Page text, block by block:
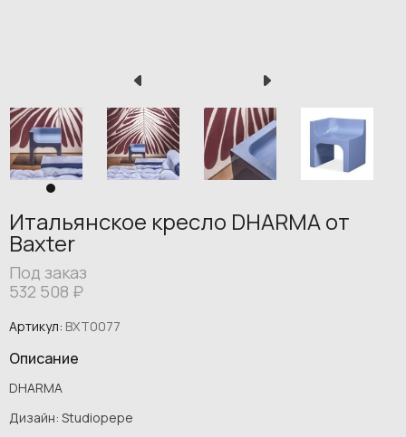
Итальянское кресло DHARMA от
Baxter
Под заказ
532 508 ₽
Артикул: BXT0077
Описание
DHARMA
Дизайн: Studiopepe